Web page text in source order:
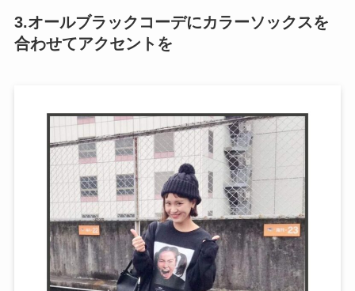
3.オールブラックコーデにカラーソックスを
合わせてアクセントを